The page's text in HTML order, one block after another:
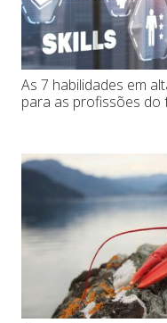
As 7 habilidades em
para as profissões do